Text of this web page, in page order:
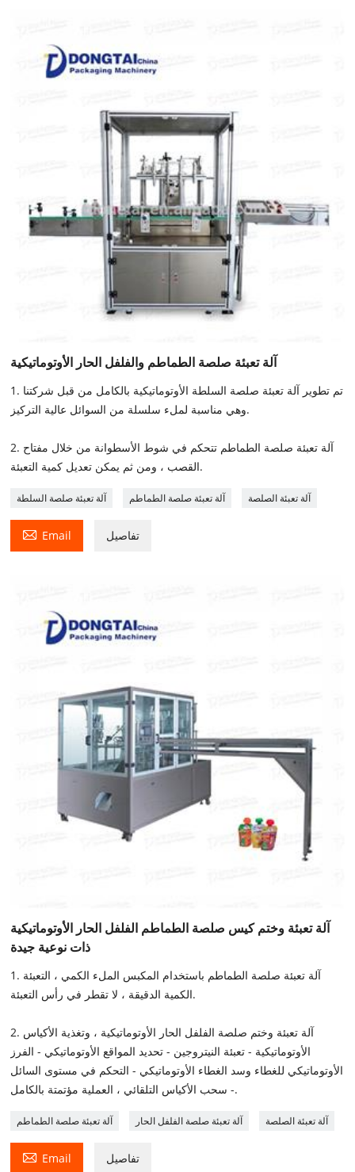
آلة تعبئة صلصة الطماطم والفلفل الحار الأوتوماتيكية
1. تم تطوير آلة تعبئة صلصة السلطة الأوتوماتيكية بالكامل من قبل شركتنا
وهي مناسبة لملء سلسلة من السوائل عالية التركيز.
2. آلة تعبئة صلصة الطماطم تتحكم في شوط الأسطوانة من خلال مفتاح
القصب ، ومن ثم يمكن تعديل كمية التعبئة.
آلة تعبئة صلصة السلطة آلة تعبئة صلصة الطماطم آلة تعبئة الصلصة
 Email تفاصيل
آلة تعبئة وختم كيس صلصة الطماطم الفلفل الحار الأوتوماتيكية
ذات نوعية جيدة
1. آلة تعبئة صلصة الطماطم باستخدام المكبس الملء الكمي ، التعبئة
الكمية الدقيقة ، لا تقطر في رأس التعبئة.
2. آلة تعبئة وختم صلصة الفلفل الحار الأوتوماتيكية ، وتغذية الأكياس
الأوتوماتيكية - تعبئة النيتروجين - تحديد المواقع الأوتوماتيكي - الفرز
الأوتوماتيكي للغطاء وسد الغطاء الأوتوماتيكي - التحكم في مستوى السائل
- سحب الأكياس التلقائي ، العملية مؤتمتة بالكامل.
آلة تعبئة صلصة الطماطم آلة تعبئة صلصة الفلفل الحار آلة تعبئة الصلصة
 Email تفاصيل